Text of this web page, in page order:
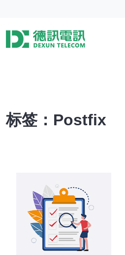
标签：Postfix